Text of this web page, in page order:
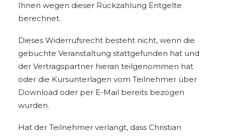
Ihnen wegen dieser Rückzahlung Entgelte
berechnet.
Dieses Widerrufsrecht besteht nicht, wenn die
gebuchte Veranstaltung stattgefunden hat und
der Vertragspartner hieran teilgenommen hat
oder die Kursunterlagen vom Teilnehmer über
Download oder per E-Mail bereits bezogen
wurden.
Hat der Teilnehmer verlangt, dass Christian